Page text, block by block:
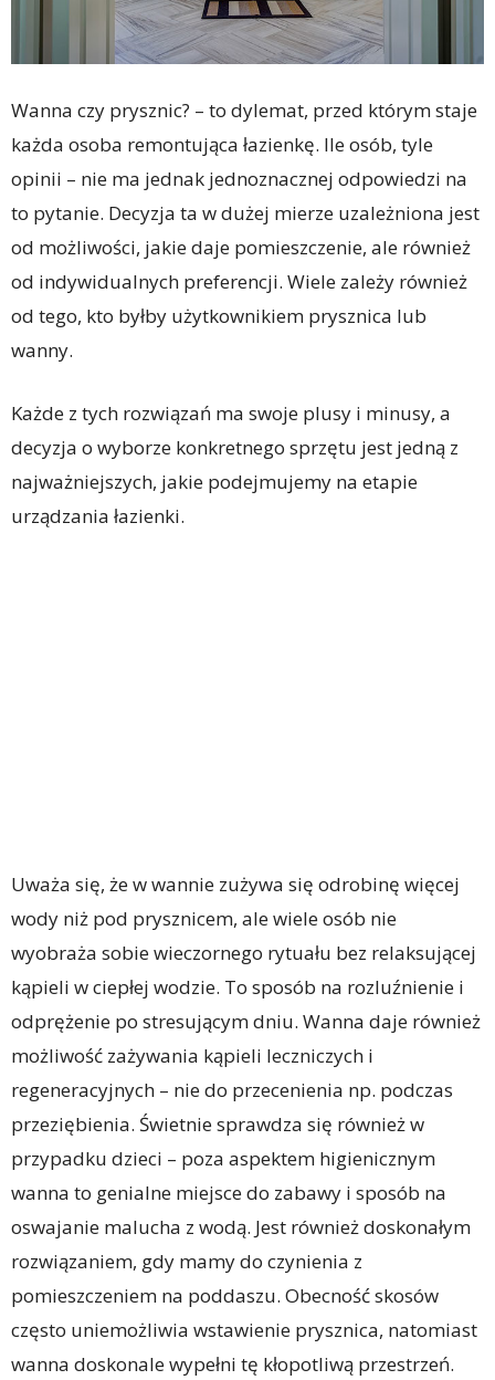
Wanna czy prysznic? – to dylemat, przed którym staje
każda osoba remontująca łazienkę. Ile osób, tyle
opinii – nie ma jednak jednoznacznej odpowiedzi na
to pytanie. Decyzja ta w dużej mierze uzależniona jest
od możliwości, jakie daje pomieszczenie, ale również
od indywidualnych preferencji. Wiele zależy również
od tego, kto byłby użytkownikiem prysznica lub
wanny.
Każde z tych rozwiązań ma swoje plusy i minusy, a
decyzja o wyborze konkretnego sprzętu jest jedną z
najważniejszych, jakie podejmujemy na etapie
urządzania łazienki.
Uważa się, że w wannie zużywa się odrobinę więcej
wody niż pod prysznicem, ale wiele osób nie
wyobraża sobie wieczornego rytuału bez relaksującej
kąpieli w ciepłej wodzie. To sposób na rozluźnienie i
odprężenie po stresującym dniu. Wanna daje również
możliwość zażywania kąpieli leczniczych i
regeneracyjnych – nie do przecenienia np. podczas
przeziębienia. Świetnie sprawdza się również w
przypadku dzieci – poza aspektem higienicznym
wanna to genialne miejsce do zabawy i sposób na
oswajanie malucha z wodą. Jest również doskonałym
rozwiązaniem, gdy mamy do czynienia z
pomieszczeniem na poddaszu. Obecność skosów
często uniemożliwia wstawienie prysznica, natomiast
wanna doskonale wypełni tę kłopotliwą przestrzeń.